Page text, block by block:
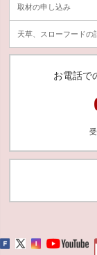
取材の申し込み
天草、スローフードの
お電話で